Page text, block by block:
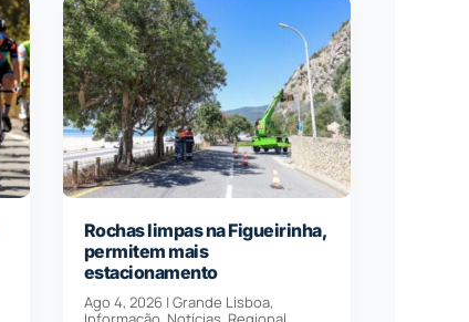
Rochas limpas na Figueirinha,
permitem mais
estacionamento
Ago 4, 2026| Grande Lisboa,